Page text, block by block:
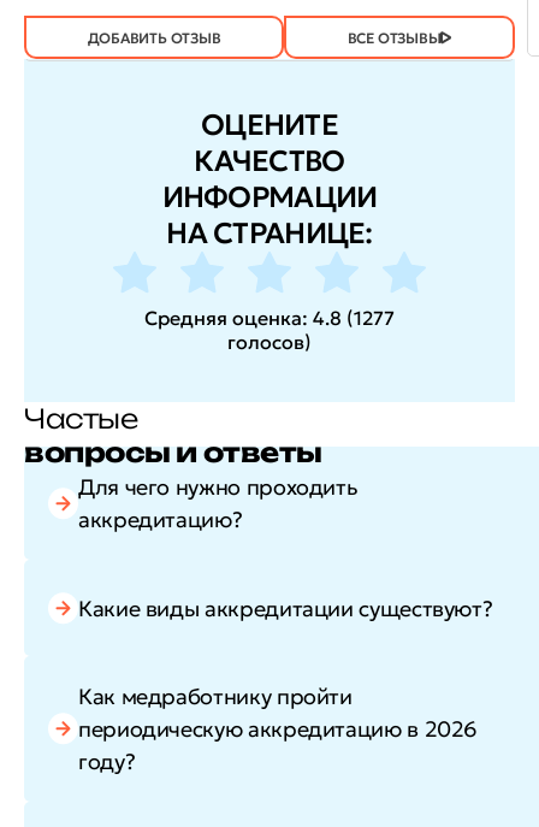
ОТЗЫВ БЫЛ
ПОЛЕЗЕН?
ДА(605) НЕТ(2)
ДОБАВИТЬ ОТЗЫВ ВСЕ ОТЗЫВЫ
ОЦЕНИТЕ
КАЧЕСТВО
ИНФОРМАЦИИ
НА СТРАНИЦЕ:
Средняя оценка: 4.8 (1277
голосов)
Частые
вопросы и ответы
Для чего нужно проходить
аккредитацию?
Какие виды аккредитации существуют?
Как медработнику пройти
периодическую аккредитацию в 2026
году?